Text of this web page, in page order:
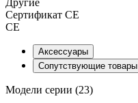
Сертификат CE
CE
Аксессуары
Сопутствующие товары
Модели серии (23)